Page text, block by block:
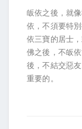
皈依之後，就
依，不須要特
依三寶的居士
佛之後，不皈
後，不結交惡
重要的。